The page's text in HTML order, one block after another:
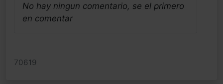
No hay ningun comentario, se el primero
en comentar
70619